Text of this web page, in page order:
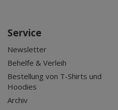
Service
Newsletter
Behelfe & Verleih
Bestellung von T-Shirts und
Hoodies
Archiv